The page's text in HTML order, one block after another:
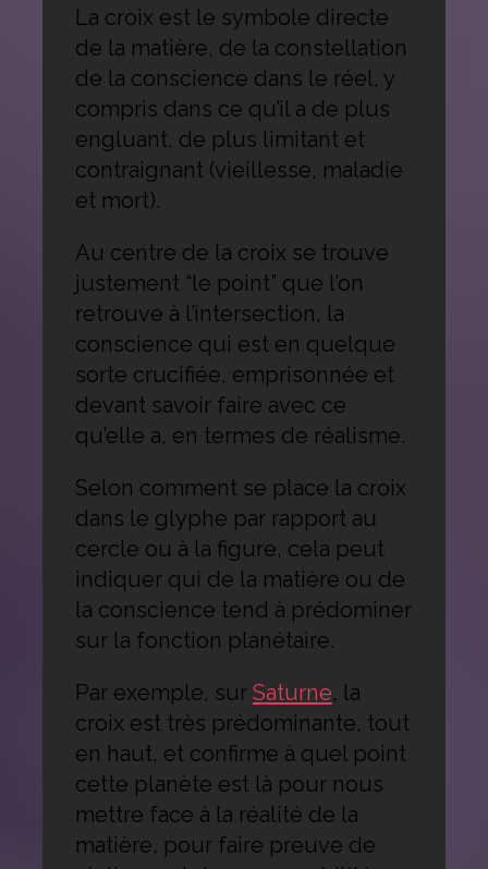
La croix est le symbole directe
de la matière, de la constellation
de la conscience dans le réel, y
compris dans ce qu’il a de plus
engluant, de plus limitant et
contraignant (vieillesse, maladie
et mort).
Au centre de la croix se trouve
justement “le point” que l’on
retrouve à l’intersection, la
conscience qui est en quelque
sorte crucifiée, emprisonnée et
devant savoir faire avec ce
qu’elle a, en termes de réalisme.
Selon comment se place la croix
dans le glyphe par rapport au
cercle ou à la figure, cela peut
indiquer qui de la matière ou de
la conscience tend à prédominer
sur la fonction planétaire.
Par exemple, sur Saturne, la
croix est très prédominante, tout
en haut, et confirme à quel point
cette planète est là pour nous
mettre face à la réalité de la
matière, pour faire preuve de